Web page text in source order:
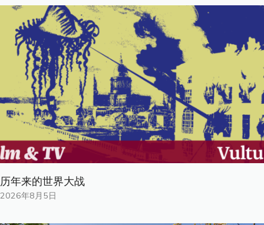
历年来的世界大战
2026年8月5日